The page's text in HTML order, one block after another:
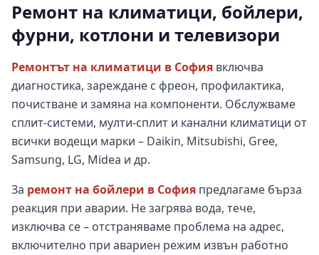
Ремонт на климатици, бойлери,
фурни, котлони и телевизори
Ремонтът на климатици в София включва
диагностика, зареждане с фреон, профилактика,
почистване и замяна на компоненти. Обслужваме
сплит-системи, мулти-сплит и канални климатици от
всички водещи марки – Daikin, Mitsubishi, Gree,
Samsung, LG, Midea и др.
За ремонт на бойлери в София предлагаме бърза
реакция при аварии. Не загрява вода, тече,
изключва се – отстраняваме проблема на адрес,
включително при авариен режим извън работно